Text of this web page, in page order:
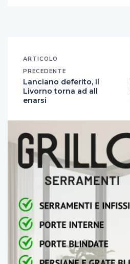
ARTICOLO
PRECEDENTE
Lanciano deferito, il
Livorno torna ad all
enarsi